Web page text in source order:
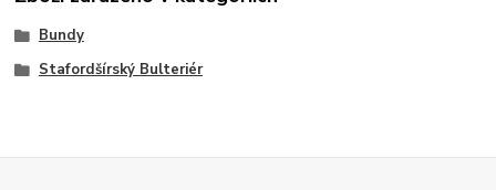
Bundy
Stafordšírský Bulteriér